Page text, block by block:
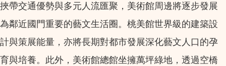
挾帶交通優勢與多元人流匯聚，美術館周邊將逐步發展
為鄰近國門重要的藝文生活圈。桃美館世界級的建築設
計與策展能量，亦將長期對都市發展深化藝文人口的孕
育與培養。此外，美術館總館坐擁萬坪綠地，透過空橋